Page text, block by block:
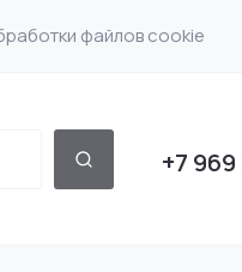
файлов cookie
+7